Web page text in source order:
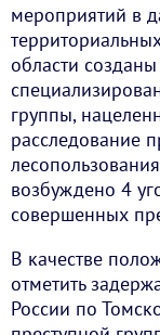
мероприятий в
области
группы,
расследование
возбуждено 4
совершенных
В качестве
отметить
России по